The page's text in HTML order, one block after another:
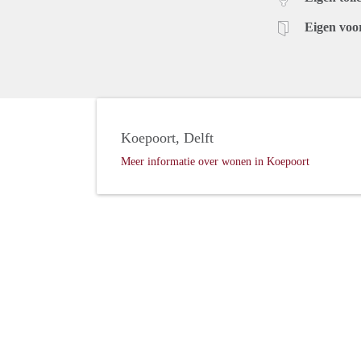
Eigen
Koepoort, Delft
Meer informatie over wonen in Koepoort